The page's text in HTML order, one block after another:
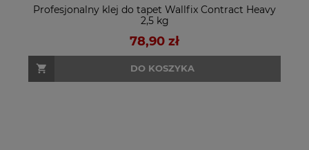
Profesjonalny klej do tapet Wallfix Contract Heavy
2,5 kg
78,90 zł
DO KOSZYKA